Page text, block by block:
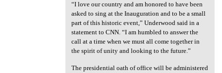
“I love our country and am honored to have been
asked to sing at the Inauguration and to be a small
part of this historic event,” Underwood said in a
statement to CNN. “I am humbled to answer the
call at a time when we must all come together in
the spirit of unity and looking to the future.”
The presidential oath of office will be administered